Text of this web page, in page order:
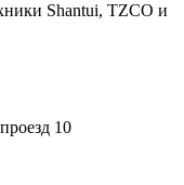
Shantui, TZCO и
10